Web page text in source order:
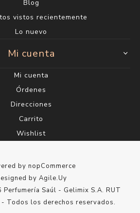
Blog
vistos recientemente
Lo nuevo
Mi cuenta
Mi cuenta
Órdenes
Direcciones
Carrito
Wishlist
by nopCommerce
by Agile.Uy
Saúl - Gelimix S.A. RUT
Todos los derechos reservados.